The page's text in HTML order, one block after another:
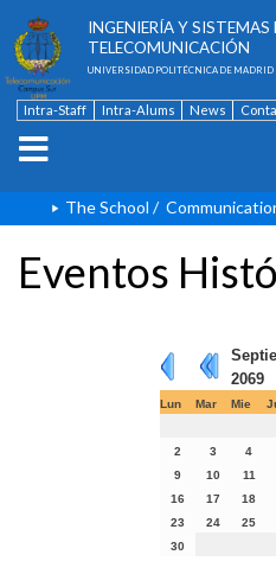
INGENIERÍA Y SISTEMAS
TELECOMUNICACIÓN
UNIVERSIDAD POLITÉCNICA DE MADRID
Intra-Staff Intra-Alums News
The School /
Eventos
2069
Lun Mar Mie
2
3 4
9
10 11
16
17 18
23
24 25
30